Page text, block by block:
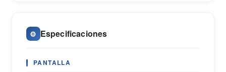
⚙️ Especificaciones
PANTALLA